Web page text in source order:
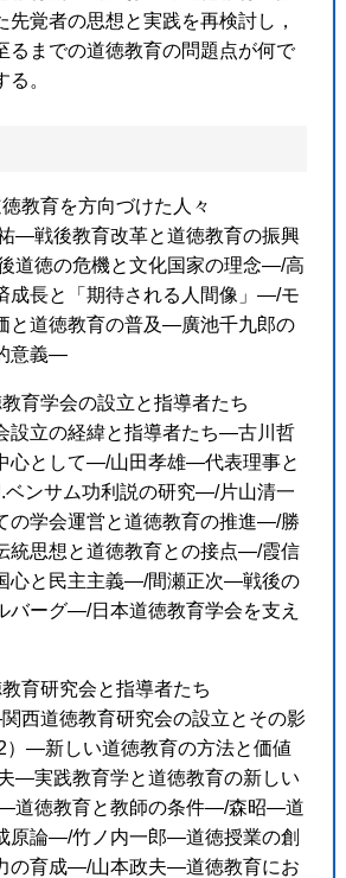
先覚者の思想と実践を再検討し，
るまでの道徳教育の問題点が何で
。
教育を方向づけた人々
―戦後教育改革と道徳教育の振興
道徳の危機と文化国家の理念―/高
成長と「期待される人間像」―/モ
と道徳教育の普及―廣池千九郎の
意義―
育学会の設立と指導者たち
設立の経緯と指導者たち―古川哲
心として―/山田孝雄―代表理事と
ベンサム功利説の研究―/片山清一
の学会運営と道徳教育の推進―/勝
統思想と道徳教育との接点―/霞信
心と民主主義―/間瀬正次―戦後の
バーグ―/日本道徳教育学会を支え
育研究会と指導者たち
西道徳教育研究会の設立とその影
―新しい道徳教育の方法と価値
―実践教育学と道徳教育の新しい
道徳教育と教師の条件―/森昭―道
原論―/竹ノ内一郎―道徳授業の創
の育成―/山本政夫―道徳教育にお